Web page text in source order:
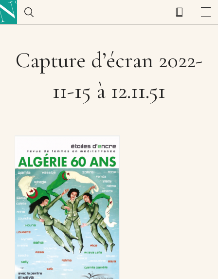
Capture d’écran 2022-
11-15 à 12.11.51